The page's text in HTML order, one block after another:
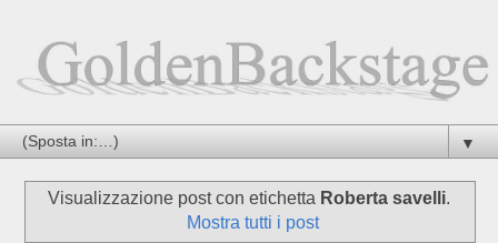
▼
Visualizzazione post con etichetta Roberta savelli.
Mostra tutti i post